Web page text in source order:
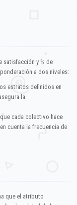
satisfacción y % de
a dos niveles:
estratos definidos en
la
cada colectivo hace
cuenta la frecuencia de
que el atributo